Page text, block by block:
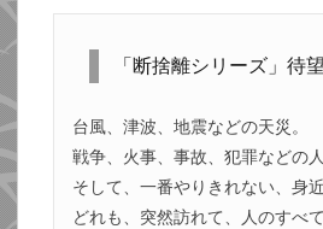
「断捨離シリーズ」待
台風、津波、地震などの天災。
戦争、火事、事故、犯罪などの人
そして、一番やりきれない、身
どれも、突然訪れて、人のすべ